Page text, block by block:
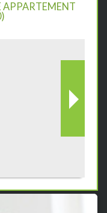
APPARTEMENT